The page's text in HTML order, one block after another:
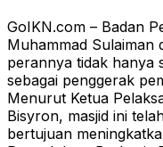
GoIKN.com – Badan
Muhammad Sulaiman
perannya tidak hanya
sebagai penggerak
Menurut Ketua
Bisyron, masjid ini
bertujuan